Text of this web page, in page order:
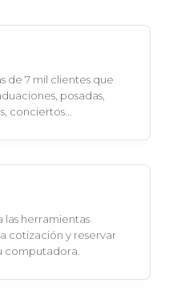
de 7 mil clientes que
posadas,
conciertos...
herramientas
cotización y reservar
computadora.